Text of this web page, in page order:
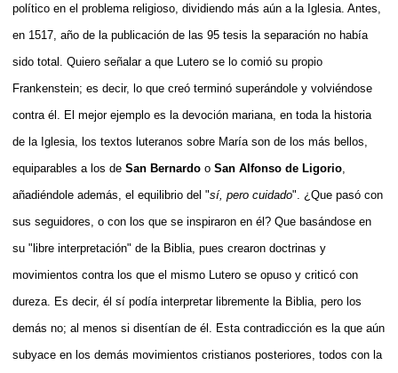
político en el problema religioso, dividiendo más aún a la Iglesia. Antes,
en 1517, año de la publicación de las 95 tesis la separación no había
sido total. Quiero señalar a que Lutero se lo comió su propio
Frankenstein; es decir, lo que creó terminó superándole y volviéndose
contra él. El mejor ejemplo es la devoción mariana, en toda la historia
de la Iglesia, los textos luteranos sobre María son de los más bellos,
equiparables a los de San Bernardo o San Alfonso de Ligorio
añadiéndole además, el equilibrio del "sí, pero cuidado". ¿Que pasó con
sus seguidores, o con los que se inspiraron en él? Que basándose en
su "libre interpretación" de la Biblia, pues crearon doctrinas y
movimientos contra los que el mismo Lutero se opuso y criticó con
dureza. Es decir, él sí podía interpretar libremente la Biblia, pero los
demás no; al menos si disentían de él. Esta contradicción es la que aún
subyace en los demás movimientos cristianos posteriores, todos con la